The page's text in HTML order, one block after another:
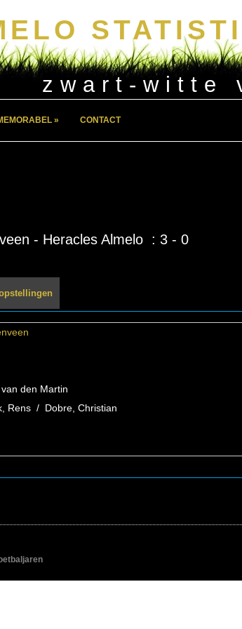
zwart-witte
» CONTACT
- Heracles Almelo : 3 - 0
den Martin
Rens / Dobre, Christian